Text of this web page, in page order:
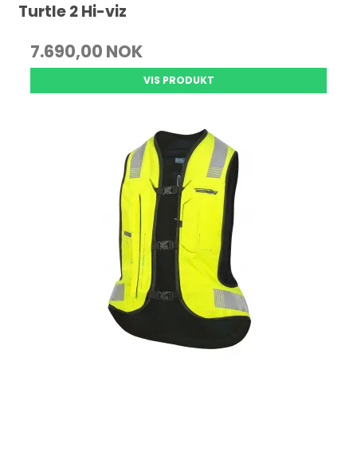
Turtle 2 Hi-viz
7.690,00 NOK
VIS PRODUKT